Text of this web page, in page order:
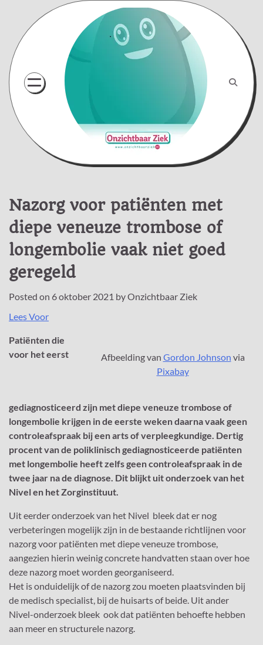
content
Nazorg voor patiënten met
diepe veneuze trombose of
longembolie vaak niet goed
geregeld
Posted on 6 oktober 2021 byOnzichtbaar Ziek
Lees Voor
Afbeelding van Gordon Johnson via
Pixabay
Patiënten die
voor het eerst
gediagnosticeerd zijn met diepe veneuze trombose of
longembolie krijgen in de eerste weken daarna vaak geen
controleafspraak bij een arts of verpleegkundige. Dertig
procent van de poliklinisch gediagnosticeerde patiënten
met longembolie heeft zelfs geen controleafspraak in de
twee jaar na de diagnose. Dit blijkt uit onderzoek van het
Nivel en het Zorginstituut.
Uit eerder onderzoek van het Nivel bleek dat er nog
verbeteringen mogelijk zijn in de bestaande richtlijnen voor
nazorg voor patiënten met diepe veneuze trombose,
aangezien hierin weinig concrete handvatten staan over hoe
deze nazorg moet worden georganiseerd.
Het is onduidelijk of de nazorg zou moeten plaatsvinden bij
de medisch specialist, bij de huisarts of beide. Uit ander
Nivel-onderzoek bleek ook dat patiënten behoefte hebben
aan meer en structurele nazorg.